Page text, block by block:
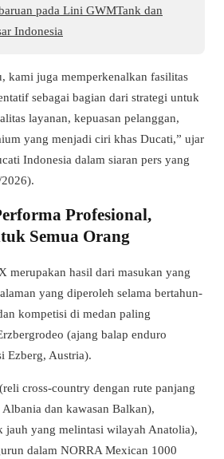
pada Lini GWMTank dan
Indonesia
kami juga memperkenalkan fasilitas
sebagai bagian dari strategi untuk
layanan, kepuasan pelanggan,
yang menjadi ciri khas Ducati,” ujar
Indonesia dalam siaran pers yang
Profesional,
Semua Orang
merupakan hasil dari masukan yang
yang diperoleh selama bertahun-
kompetisi di medan paling
(ajang balap enduro
Ezberg, Austria).
cross-country dengan rute panjang
dan kawasan Balkan),
jauh yang melintasi wilayah Anatolia),
dalam NORRA Mexican 1000